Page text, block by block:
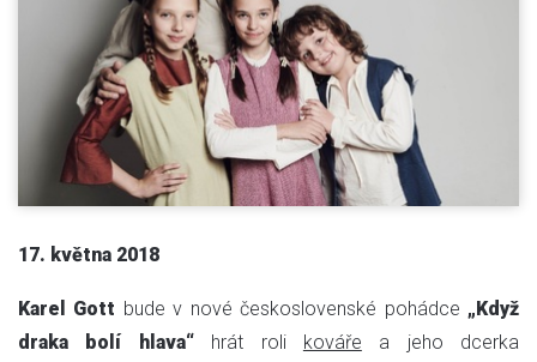
17. května 2018
Karel Gott bude v nové československé pohádce „Když
draka bolí hlava“hrát roli kováře a jeho dcerka